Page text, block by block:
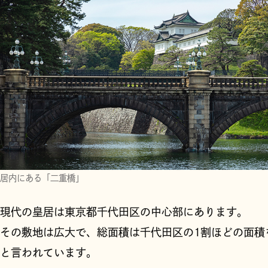
居内にある「二重橋」
現代の皇居は東京都千代田区の中心部にあります。
その敷地は広大で、総面積は千代田区の1割ほどの面積
と言われています。